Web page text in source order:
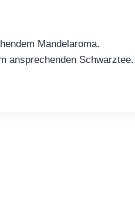
Mandelaroma.
ansprechenden Schwarztee.